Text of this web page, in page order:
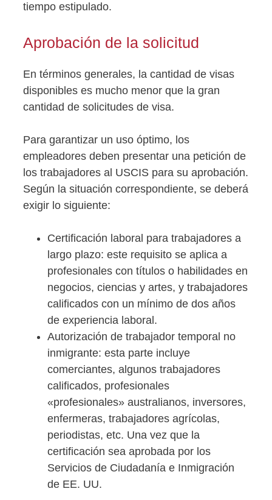
tiempo estipulado.
Aprobación de la solicitud
En términos generales, la cantidad de visas
disponibles es mucho menor que la gran
cantidad de solicitudes de visa.
Para garantizar un uso óptimo, los
empleadores deben presentar una petición de
los trabajadores al USCIS para su aprobación.
Según la situación correspondiente, se deberá
exigir lo siguiente:
Certificación laboral para trabajadores a
largo plazo: este requisito se aplica a
profesionales con títulos o habilidades en
negocios, ciencias y artes, y trabajadores
calificados con un mínimo de dos años
de experiencia laboral.
Autorización de trabajador temporal no
inmigrante: esta parte incluye
comerciantes, algunos trabajadores
calificados, profesionales
«profesionales» australianos, inversores,
enfermeras, trabajadores agrícolas,
periodistas, etc. Una vez que la
certificación sea aprobada por los
Servicios de Ciudadanía e Inmigración
de EE. UU.